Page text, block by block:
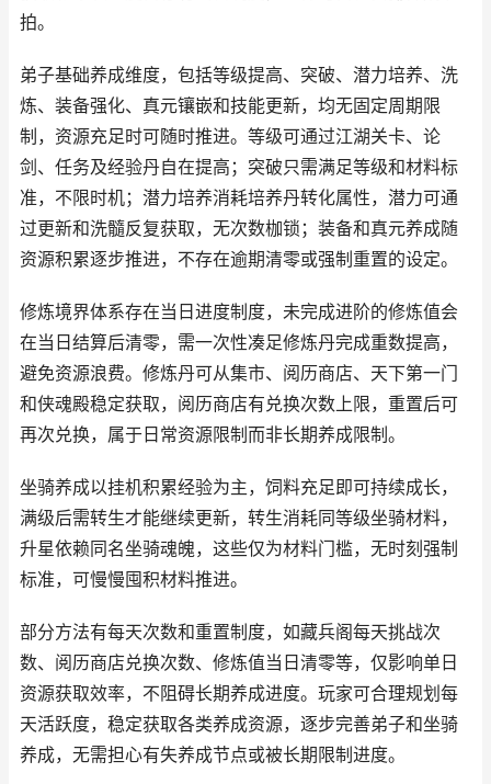
拍。
弟子基础养成维度，包括等级提高、突破、潜力培养、洗
炼、装备强化、真元镶嵌和技能更新，均无固定周期限
制，资源充足时可随时推进。等级可通过江湖关卡、论
剑、任务及经验丹自在提高；突破只需满足等级和材料标
准，不限时机；潜力培养消耗培养丹转化属性，潜力可通
过更新和洗髓反复获取，无次数枷锁；装备和真元养成随
资源积累逐步推进，不存在逾期清零或强制重置的设定。
修炼境界体系存在当日进度制度，未完成进阶的修炼值会
在当日结算后清零，需一次性凑足修炼丹完成重数提高，
避免资源浪费。修炼丹可从集市、阅历商店、天下第一门
和侠魂殿稳定获取，阅历商店有兑换次数上限，重置后可
再次兑换，属于日常资源限制而非长期养成限制。
坐骑养成以挂机积累经验为主，饲料充足即可持续成长，
满级后需转生才能继续更新，转生消耗同等级坐骑材料，
升星依赖同名坐骑魂魄，这些仅为材料门槛，无时刻强制
标准，可慢慢囤积材料推进。
部分方法有每天次数和重置制度，如藏兵阁每天挑战次
数、阅历商店兑换次数、修炼值当日清零等，仅影响单日
资源获取效率，不阻碍长期养成进度。玩家可合理规划每
天活跃度，稳定获取各类养成资源，逐步完善弟子和坐骑
养成，无需担心有失养成节点或被长期限制进度。